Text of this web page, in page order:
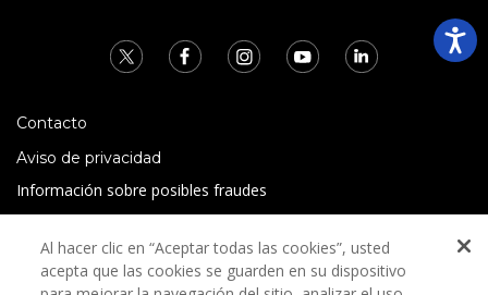
Contacto
Aviso de privacidad
Información sobre posibles fraudes
Términos y condiciones
Al hacer clic en “Aceptar todas las cookies”, usted
acepta que las cookies se guarden en su dispositivo